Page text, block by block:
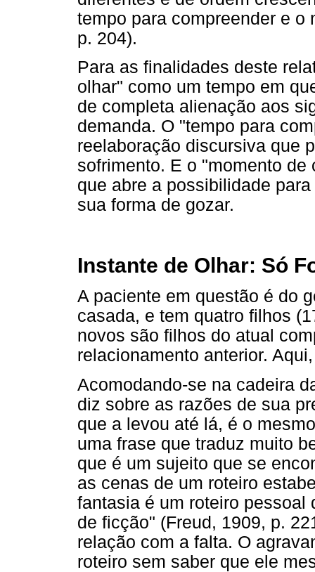
tempo para compreender e o
p. 204).
Para as finalidades deste
olhar" como um tempo em
de completa alienação aos
demanda. O "tempo para
reelaboração discursiva que
sofrimento. E o "momento
que abre a possibilidade
sua forma de gozar.
Instante de Olhar: Só
A paciente em questão é do
casada, e tem quatro filhos
novos são filhos do atual
relacionamento anterior.
Acomodando-se na cadeira
diz sobre as razões de sua
que a levou até lá, é o
uma frase que traduz muito
que é um sujeito que se
as cenas de um roteiro
fantasia é um roteiro pessoal
de ficção" (Freud, 1909, p.
relação com a falta. O
roteiro sem saber que ele